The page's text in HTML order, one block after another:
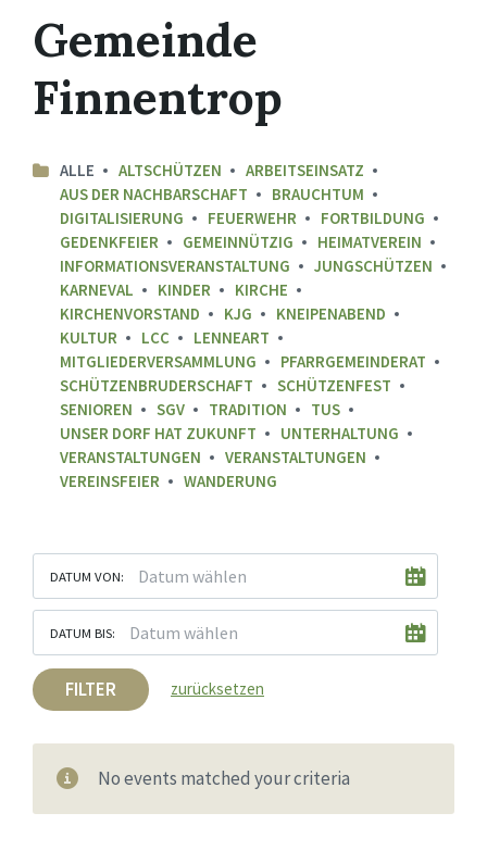
Gemeinde
Finnentrop
ALLE ALTSCHÜTZEN
ARBEITSEINSATZ
AUS DER NACHBARSCHAFT
BRAUCHTUM
DIGITALISIERUNG
FEUERWEHR
FORTBILDUNG
GEDENKFEIER
GEMEINNÜTZIG
HEIMATVEREIN
INFORMATIONSVERANSTALTUNG
JUNGSCHÜTZEN
KARNEVAL
KINDER
KIRCHE
KIRCHENVORSTAND
KJG
KNEIPENABEND
KULTUR
LCC
LENNEART
MITGLIEDERVERSAMMLUNG
PFARRGEMEINDERAT
SCHÜTZENBRUDERSCHAFT
SCHÜTZENFEST
SENIOREN
SGV TRADITION
TUS
UNSER DORF HAT ZUKUNFT
UNTERHALTUNG
VERANSTALTUNGEN
VERANSTALTUNGEN
VEREINSFEIER
WANDERUNG
DATUM VON:
DATUM BIS:
FILTER zurücksetzen
No events matched your criteria